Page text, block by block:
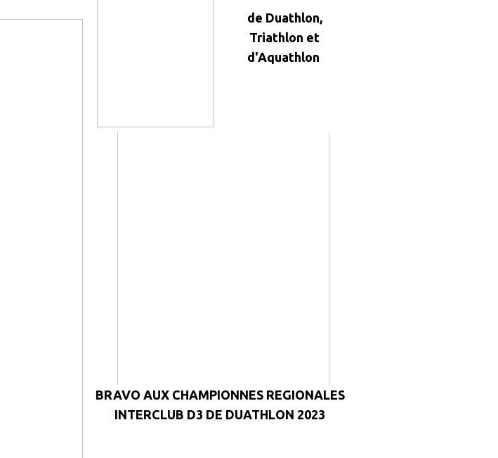
de Duathlon,
Triathlon et
d'Aquathlon
BRAVO AUX CHAMPIONNES REGIONALES
INTERCLUB D3 DE DUATHLON 2023